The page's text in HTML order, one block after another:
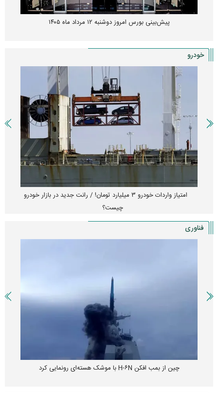
پیش‌بینی بورس امروز دوشنبه ۱۲ مرداد ماه ۱۴۰۵
خودرو
امتیاز واردات خودرو ۳ میلیارد تومان! / رانت جدید در بازار خودرو
چیست؟
فناوری
چین از بمب افکن H-۶N با موشک هسته‌ای رونمایی کرد